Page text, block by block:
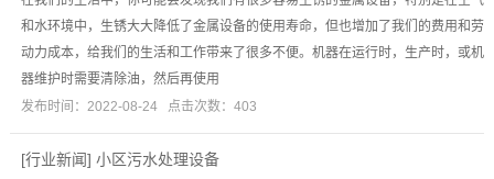
和水环境中，生锈大大降低了金属设备的使用寿命，但也增加了我们的费用和劳
动力成本，给我们的生活和工作带来了很多不便。机器在运行时，生产时，或机
器维护时需要清除油，然后再使用
发布时间：2022-08-24 点击次数：403
[行业新闻] 小区污水处理设备